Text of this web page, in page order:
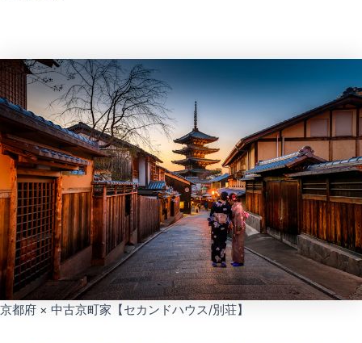
京都府 × 中古京町家【セカンドハウス/別荘】